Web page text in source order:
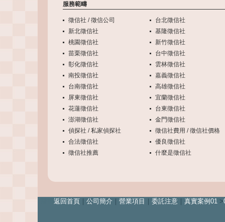
服務範疇
徵信社 / 徵信公司
台北徵信社
新北徵信社
基隆徵信社
桃園徵信社
新竹徵信社
苗栗徵信社
台中徵信社
彰化徵信社
雲林徵信社
南投徵信社
嘉義徵信社
台南徵信社
高雄徵信社
屏東徵信社
宜蘭徵信社
花蓮徵信社
台東徵信社
澎湖徵信社
金門徵信社
偵探社 / 私家偵探社
徵信社費用 / 徵信社價格
合法徵信社
優良徵信社
徵信社推薦
什麼是徵信社
返回首頁｜ 公司簡介 營業項目 委託注意｜ 真實案例01>